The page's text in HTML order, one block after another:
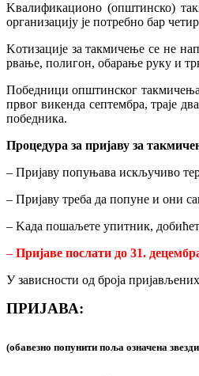
Kвалификационо (општинско)
организацију је потребно бар
Kотизације за такмичење се не
рвање, полигон, обарање руку и
Победници општинског такмичења
првог викенда септембра, траје
победника.
Процедура за пријаву за
– Пријаву попуњава искључиво
– Пријаву треба да попуне и они
– Kада пошаљете упитник,
– Пријаве послати до 31.
У зависности од броја
ПРИЈАВА:
(обавезно попунити поља означена